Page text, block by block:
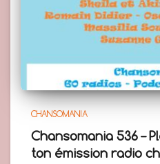
CHANSOMANIA
Chansomania 536 –
ton émission radio